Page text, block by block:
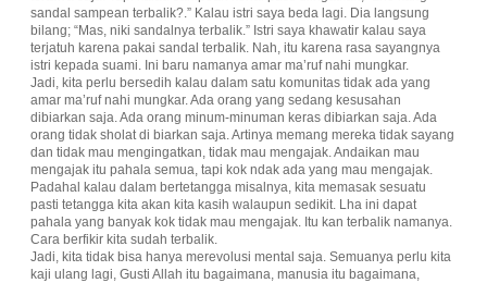
sandal sampean terbalik?.” Kalau istri saya beda lagi. Dia langsung
bilang; “Mas, niki sandalnya terbalik.” Istri saya khawatir kalau saya
terjatuh karena pakai sandal terbalik. Nah, itu karena rasa sayangnya
istri kepada suami. Ini baru namanya amar ma’ruf nahi mungkar.
Jadi, kita perlu bersedih kalau dalam satu komunitas tidak ada yang
amar ma’ruf nahi mungkar. Ada orang yang sedang kesusahan
dibiarkan saja. Ada orang minum-minuman keras dibiarkan saja. Ada
orang tidak sholat di biarkan saja. Artinya memang mereka tidak sayang
dan tidak mau mengingatkan, tidak mau mengajak. Andaikan mau
mengajak itu pahala semua, tapi kok ndak ada yang mau mengajak.
Padahal kalau dalam bertetangga misalnya, kita memasak sesuatu
pasti tetangga kita akan kita kasih walaupun sedikit. Lha ini dapat
pahala yang banyak kok tidak mau mengajak. Itu kan terbalik namanya.
Cara berfikir kita sudah terbalik.
Jadi, kita tidak bisa hanya merevolusi mental saja. Semuanya perlu kita
kaji ulang lagi, Gusti Allah itu bagaimana, manusia itu bagaimana,